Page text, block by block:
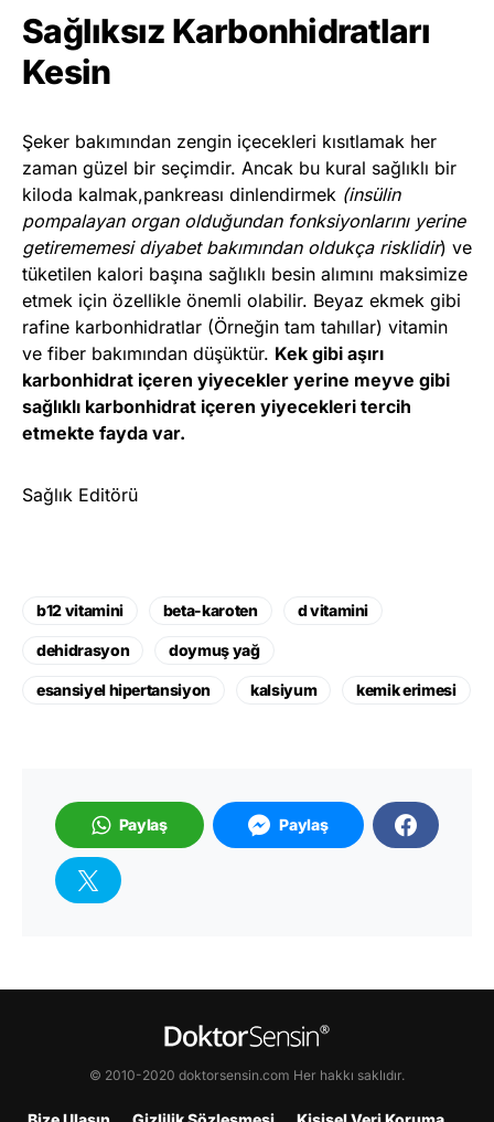
Sağlıksız Karbonhidratları
Kesin
Şeker bakımından zengin içecekleri kısıtlamak her
zaman güzel bir seçimdir. Ancak bu kural sağlıklı bir
kiloda kalmak,pankreası dinlendirmek (insülin
pompalayan organ olduğundan fonksiyonlarını yerine
getirememesi diyabet bakımından oldukça risklidir) ve
tüketilen kalori başına sağlıklı besin alımını maksimize
etmek için özellikle önemli olabilir. Beyaz ekmek gibi
rafine karbonhidratlar (Örneğin tam tahıllar) vitamin
ve fiber bakımından düşüktür. Kek gibi aşırı
karbonhidrat içeren yiyecekler yerine meyve gibi
sağlıklı karbonhidrat içeren yiyecekleri tercih
etmekte fayda var.
Sağlık Editörü
b12 vitamini beta-karoten d vitamini
dehidrasyon doymuş yağ
esansiyel hipertansiyon kalsiyum kemik erimesi
Paylaş Paylaş
© 2010-2020 doktorsensin.com Her hakkı saklıdır.